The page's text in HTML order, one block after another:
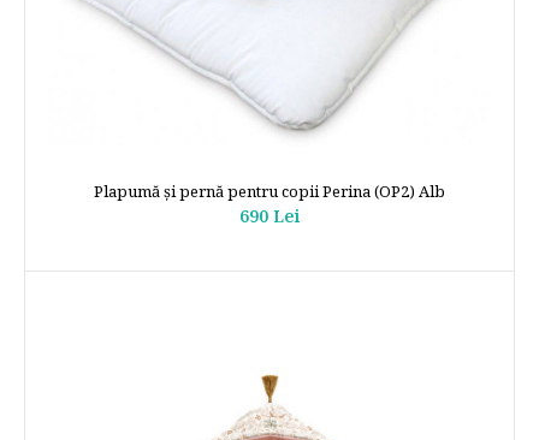
Plapumă și pernă pentru copii Perina (OP2) Alb
690 Lei